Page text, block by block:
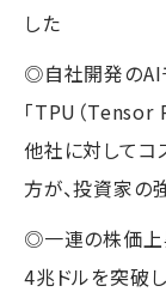
した
◎自社開発のAI
「TPU（Tensor
他社に対してコ
方が、投資家の
◎一連の株価上
4兆ドルを突破